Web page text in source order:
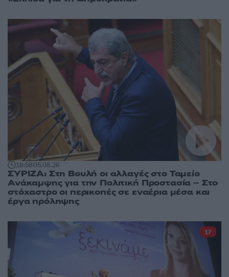
18:5805.08.26
ΣΥΡΙΖΑ: Στη Βουλή οι αλλαγές στο Ταμείο
Ανάκαμψης για την Πολιτική Προστασία – Στο
στόχαστρο οι περικοπές σε εναέρια μέσα και
έργα πρόληψης
17